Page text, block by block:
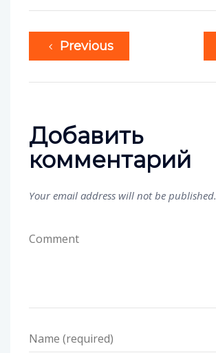
Previous
Добавить
комментарий
Your email address will not be published.